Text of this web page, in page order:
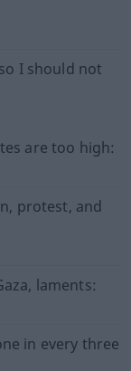
I should not
are too high:
protest, and
laments:
in every three